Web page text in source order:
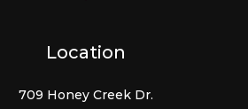
Location
709 Honey Creek Dr.